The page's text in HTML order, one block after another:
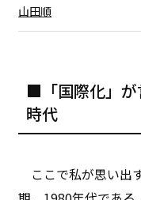
山田順
■「国際化」が
時代
ここで私が思い出